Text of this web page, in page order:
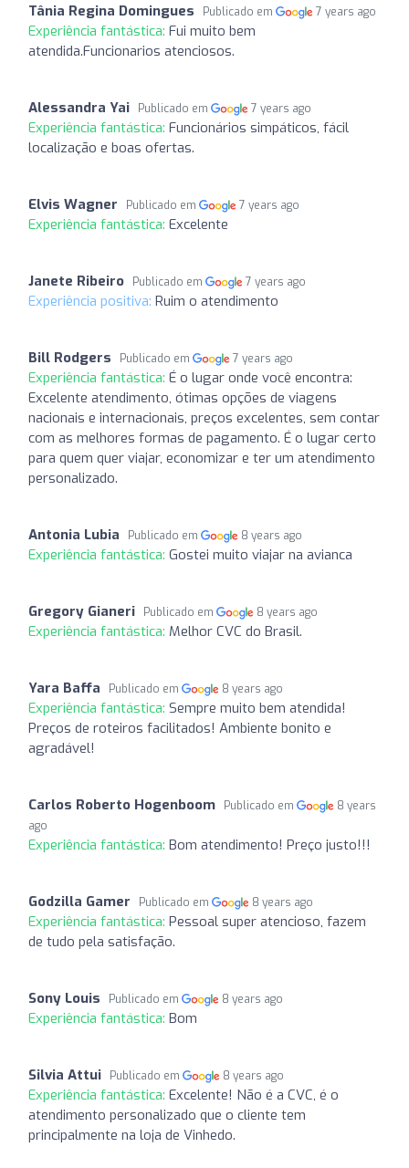
Tânia Regina Domingues Publicado em 7 years ago
Experiência fantástica: Fui muito bem
atendida.Funcionarios atenciosos.
Alessandra Yai Publicado em 7 years ago
Experiência fantástica: Funcionários simpáticos, fácil
localização e boas ofertas.
Elvis Wagner Publicado em 7 years ago
Experiência fantástica: Excelente
Janete Ribeiro Publicado em 7 years ago
Experiência positiva: Ruim o atendimento
Bill Rodgers Publicado em 7 years ago
Experiência fantástica: É o lugar onde você encontra:
Excelente atendimento, ótimas opções de viagens
nacionais e internacionais, preços excelentes, sem contar
com as melhores formas de pagamento. É o lugar certo
para quem quer viajar, economizar e ter um atendimento
personalizado.
Antonia Lubia Publicado em 8 years ago
Experiência fantástica: Gostei muito viajar na avianca
Gregory Gianeri Publicado em 8 years ago
Experiência fantástica: Melhor CVC do Brasil.
Yara Baffa Publicado em 8 years ago
Experiência fantástica: Sempre muito bem atendida!
Preços de roteiros facilitados! Ambiente bonito e
agradável!
Carlos Roberto Hogenboom Publicado em
8 years
ago
Experiência fantástica: Bom atendimento! Preço justo!!!
Godzilla Gamer Publicado em 8 years ago
Experiência fantástica: Pessoal super atencioso, fazem
de tudo pela satisfação.
Sony Louis Publicado em 8 years ago
Experiência fantástica: Bom
Silvia Attui Publicado em 8 years ago
Experiência fantástica: Excelente! Não é a CVC, é o
atendimento personalizado que o cliente tem
principalmente na loja de Vinhedo.